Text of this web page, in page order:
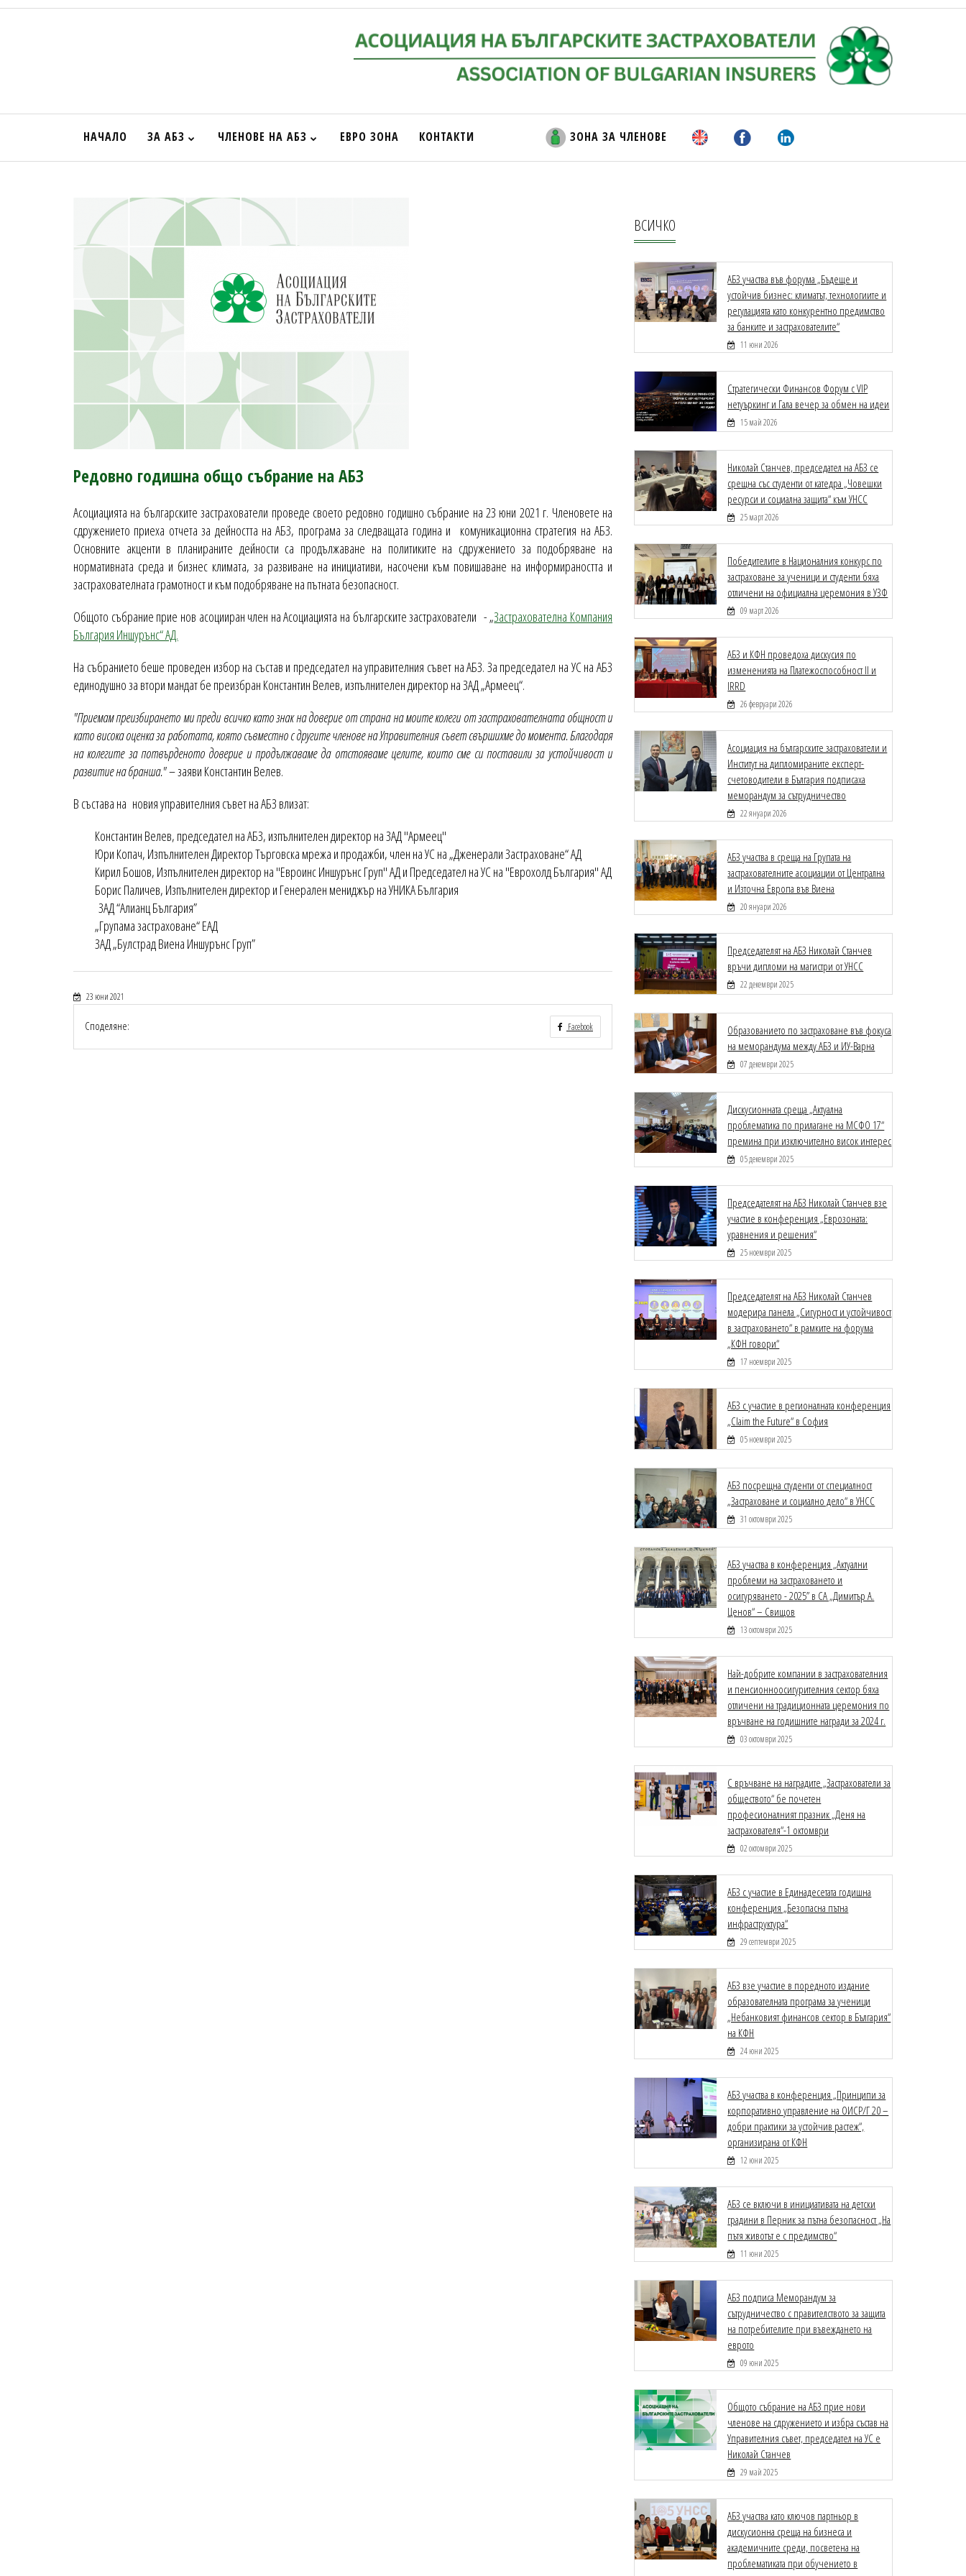
НАЧАЛО ЗА АБЗ ЧЛЕНОВЕ НА АБЗ ЕВРО ЗОНА КОНТАКТИ ЗОНА ЗА ЧЛЕНОВЕ
Редовно годишна общо събрание на АБЗ
Асоциацията на българските застрахователи проведе своето редовно годишно събрание на 23 юни 2021 г. Членовете на
сдружението приеха отчета за дейността на АБЗ, програма за следващата година и комуникационна стратегия на АБЗ.
Основните акценти в планираните дейности са продължаване на политиките на сдружението за подобряване на
нормативната среда и бизнес климата, за развиване на инициативи, насочени към повишаване на информираността и
застрахователната грамотност и към подобряване на пътната безопасност.
Общото събрание прие нов асоцииран член на Асоциацията на българските застрахователи - „Застрахователна Компания
България Иншурънс“ АД.
На събранието беше проведен избор на състав и председател на управителния съвет на АБЗ. За председател на УС на АБЗ
единодушно за втори мандат бе преизбран Константин Велев, изпълнителен директор на ЗАД „Армеец“.
"Приемам преизбирането ми преди всичко като знак на доверие от страна на моите колеги от застрахователната общност и
като висока оценка за работата, която съвместно с другите членове на Управителния съвет свършихме до момента. Благодаря
на колегите за потвърденото доверие и продължаваме да отстояваме целите, които сме си поставили за устойчивост и
развитие на бранша."– заяви Константин Велев.
В състава на новия управителния съвет на АБЗ влизат:
Константин Велев, председател на АБЗ, изпълнителен директор на ЗАД "Армеец"
Юри Копач, Изпълнителен Директор Търговска мрежа и продажби, член на УС на „Дженерали Застраховане“ АД
Кирил Бошов, Изпълнителен директор на "Евроинс Иншурънс Груп" АД и Председател на УС на "Еврохолд България" АД
Борис Паличев, Изпълнителен директор и Генерален мениджър на УНИКА България
ЗАД “Алианц България”
„Групама застраховане“ ЕАД
ЗАД „Булстрад Виена Иншурънс Груп”
23 юни 2021
Споделяне: Facebook
ВСИЧКО
АБЗ участва във форума „Бъдеще и
устойчив бизнес: климатът, технологиите и
регулацията като конкурентно предимство
за банките и застрахователите“
11 юни 2026
Стратегически Финансов Форум с VIP
нетуъркинг и Гала вечер за обмен на идеи
15 май 2026
Николай Станчев, председател на АБЗ се
срещна със студенти от катедра „Човешки
ресурси и социална защита“ към УНСС
25 март 2026
Победителите в Националния конкурс по
застраховане за ученици и студенти бяха
отличени на официална церемония в УЗФ
09 март 2026
АБЗ и КФН проведоха дискусия по
измененията на Платежоспособност II и
IRRD
26 февруари 2026
Асоциация на българските застрахователи и
Институт на дипломираните експерт-
счетоводители в България подписаха
меморандум за сътрудничество
22 януари 2026
АБЗ участва в среща на Групата на
застрахователните асоциации от Централна
и Източна Европа във Виена
20 януари 2026
Председателят на АБЗ Николай Станчев
връчи дипломи на магистри от УНСС
22 декември 2025
Образованието по застраховане във фокуса
на меморандума между АБЗ и ИУ-Варна
07 декември 2025
Дискусионната среща „Актуална
проблематика по прилагане на МСФО 17“
премина при изключително висок интерес
05 декември 2025
Председателят на АБЗ Николай Станчев взе
участие в конференция „Еврозоната:
уравнения и решения“
25 ноември 2025
Председателят на АБЗ Николай Станчев
модерира панела „Сигурност и устойчивост
в застраховането“ в рамките на форума
„КФН говори“
17 ноември 2025
АБЗ с участие в регионалната конференция
„Claim the Future“ в София
05 ноември 2025
АБЗ посрещна студенти от специалност
„Застраховане и социално дело“ в УНСС
31 октомври 2025
АБЗ участва в конференция „Актуални
проблеми на застраховането и
осигуряването - 2025” в СА „Димитър А.
Ценов“ – Свищов
13 октомври 2025
Най-добрите компании в застрахователния
и пенсионноосигурителния сектор бяха
отличени на традиционната церемония по
връчване на годишните награди за 2024 г.
03 октомври 2025
С връчване на наградите „Застрахователи за
обществото“ бе почетен
професионалният празник „Деня на
застрахователя“-1 октомври
02 октомври 2025
АБЗ с участие в Единадесетата годишна
конференция „Безопасна пътна
инфраструктура“
29 септември 2025
АБЗ взе участие в поредното издание
образователната програма за ученици
„Небанковият финансов сектор в България“
на КФН
24 юни 2025
АБЗ участва в конференция „Принципи за
корпоративно управление на ОИСР/Г 20 –
добри практики за устойчив растеж“,
организирана от КФН
12 юни 2025
АБЗ се включи в инициативата на детски
градини в Перник за пътна безопасност „На
пътя животът е с предимство“
11 юни 2025
АБЗ подписа Меморандум за
сътрудничество с правителството за защита
на потребителите при въвеждането на
еврото
09 юни 2025
Общото събрание на АБЗ прие нови
членове на сдружението и избра състав на
Управителния съвет, председател на УС е
Николай Станчев
29 май 2025
АБЗ участва като ключов партньор в
дискусионна среща на бизнеса и
академичните среди, посветена на
проблематиката при обучението в